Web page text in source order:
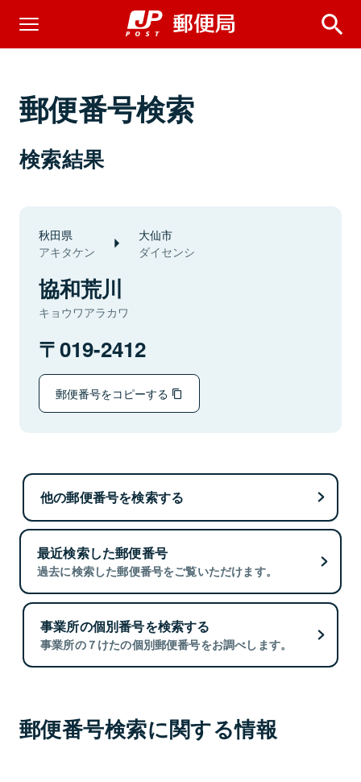
郵便番号検索
検索結果
秋田県
アキタケン
大仙市
ダイセンシ
協和荒川
キョウワアラカワ
019-2412
郵便番号をコピーする
他の郵便番号を検索する
最近検索した郵便番号
過去に検索した郵便番号をご覧いただけます。
事業所の個別番号を検索する
事業所の７けたの個別郵便番号をお調べします。
郵便番号検索に関する情報